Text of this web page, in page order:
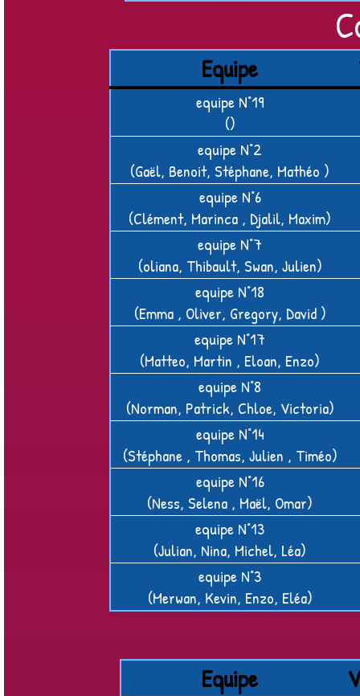
Equipe
equipe N°19
()
equipe N°2
(Gaël, Benoit, Stéphane, Mathéo )
equipe N°6
(Clément, Marinca , Djalil, Maxim)
equipe N°7
(oliana, Thibault, Swan, Julien)
equipe N°18
(Emma , Oliver, Gregory, David )
equipe N°17
(Matteo, Martin , Eloan, Enzo)
equipe N°8
(Norman, Patrick, Chloe, Victoria)
equipe N°14
(Stéphane , Thomas, Julien , Timéo)
equipe N°16
(Ness, Selena , Maël, Omar)
equipe N°13
(Julian, Nina, Michel, Léa)
equipe N°3
(Merwan, Kevin, Enzo, Eléa)
Equipe